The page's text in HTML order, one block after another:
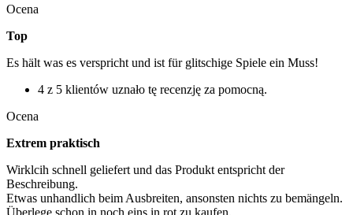
Ocena
Top
Es hält was es verspricht und ist für glitschige Spiele ein Muss!
4 z 5 klientów uznało tę recenzję za pomocną.
Ocena
Extrem praktisch
Wirklcih schnell geliefert und das Produkt entspricht der
Beschreibung.
Etwas unhandlich beim Ausbreiten, ansonsten nichts zu bemängeln.
Überlege schon in noch eins in rot zu kaufen.